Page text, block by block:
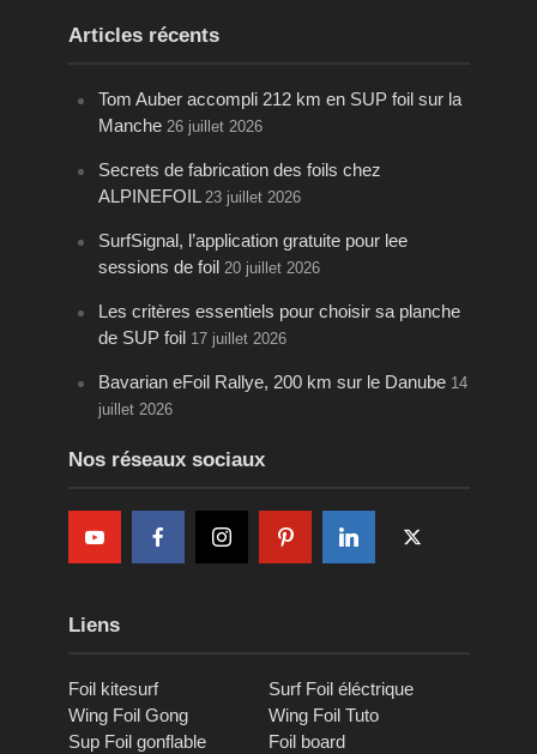
Articles récents
Tom Auber accompli 212 km en SUP foil sur la
Manche 26 juillet 2026
Secrets de fabrication des foils chez
ALPINEFOIL 23 juillet 2026
SurfSignal, l’application gratuite pour lee
sessions de foil 20 juillet 2026
Les critères essentiels pour choisir sa planche
de SUP foil 17 juillet 2026
Bavarian eFoil Rallye, 200 km sur le Danube 14
juillet 2026
Nos réseaux sociaux
Liens
Foil kitesurf
Surf Foil éléctrique
Wing Foil Gong
Wing Foil Tuto
Sup Foil gonflable
Foil board